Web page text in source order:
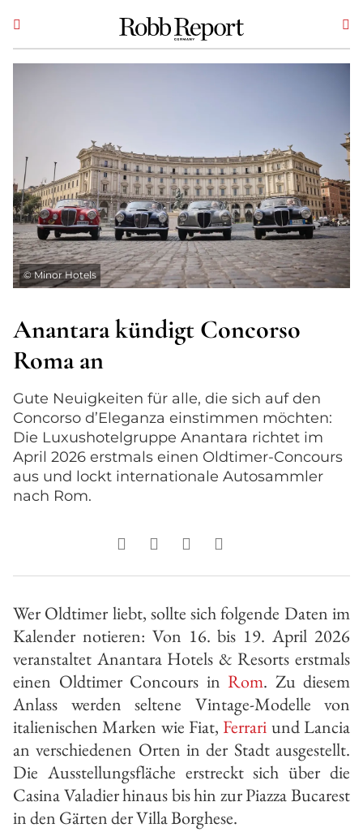
© Minor Hotels
Anantara kündigt Concorso
Roma an
Gute Neuigkeiten für alle, die sich auf den
Concorso d’Eleganza einstimmen möchten:
Die Luxushotelgruppe Anantara richtet im
April 2026 erstmals einen Oldtimer-Concours
aus und lockt internationale Autosammler
nach Rom.
Wer Oldtimer liebt, sollte sich folgende Daten im
Kalender notieren: Von 16. bis 19. April 2026
veranstaltet Anantara Hotels & Resorts erstmals
einen Oldtimer Concours in Rom. Zu diesem
Anlass werden seltene Vintage-Modelle von
italienischen Marken wie Fiat, Ferrari und Lancia
an verschiedenen Orten in der Stadt ausgestellt.
Die Ausstellungsfläche erstreckt sich über die
Casina Valadier hinaus bis hin zur Piazza Bucarest
in den Gärten der Villa Borghese.